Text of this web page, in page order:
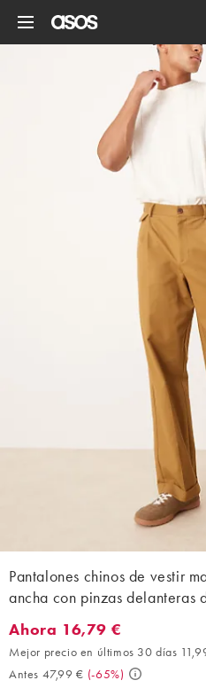
Pantalones chinos de vestir
ancha con pinzas delanteras
Ahora 16,79 €. Mejor precio en
Ahora 16,79 €
Mejor precio en últimos 30 días
Antes 47,99 € (-65%)